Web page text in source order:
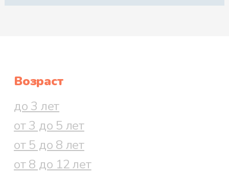
Возраст
до 3 лет
от 3 до 5 лет
от 5 до 8 лет
от 8 до 12 лет